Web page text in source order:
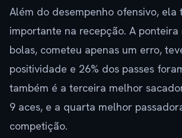
Além do desempenho ofensivo, ela
importante na recepção. A ponteira
bolas, cometeu apenas um erro,
positividade e 26% dos passes
também é a terceira melhor
9 aces, e a quarta melhor
competição.